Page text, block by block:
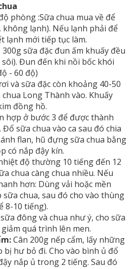
phòng :Sữa chua mua về để
lạnh). Nếu lạnh phải để
lạnh mới tiếp tục làm.
sữa đặc đun ấm khuấy đều
Đun đến khi nồi bốc khói
- 60 độ)
và sữa đặc còn khoảng 40-50
Long Thành vào. Khuấy
đồng hồ.
hợp ở bước 3 để được thành
sữa chua vào ca sau đó chia
flan, hũ đựng sữa chua bằng
có nắp đậy kín.
độ thường 10 tiếng đến 12
chua càng chua nhiều. Nếu
hơn: Dùng vải hoặc mền
sữa chua, sau đó cho vào thùng
8-10 tiếng).
đông và chua như ý, cho sữa
quá trình lên men.
Cân 200g nếp cẩm, lấy những
bị hư bỏ đi. Cho vào bình ủ đổ
nắp ủ trong 2 tiếng. Sau đó